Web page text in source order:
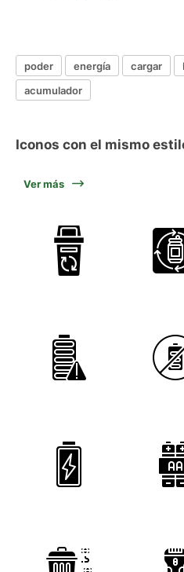
poder energía cargar
acumulador
Iconos con el mismo
Ver más